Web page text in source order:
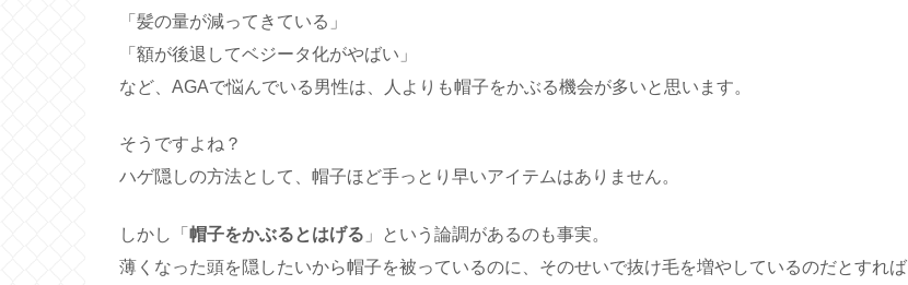
「髪の量が減ってきている」
「額が後退してベジータ化がやばい」
など、AGAで悩んでいる男性は、人よりも帽子をかぶる機会が多いと思います。
そうですよね？
ハゲ隠しの方法として、帽子ほど手っとり早いアイテムはありません。
しかし「 帽子をかぶるとはげる 」という論調があるのも事実。
薄くなった頭を隠したいから帽子を被っているのに、そのせいで抜け毛を増やしているのだとすれば